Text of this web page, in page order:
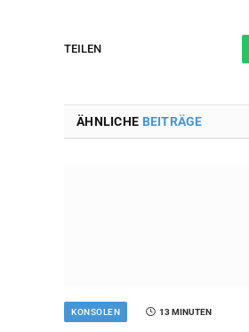
TEILEN
ÄHNLICHE BEITRÄGE
KONSOLEN 13 MINUTEN